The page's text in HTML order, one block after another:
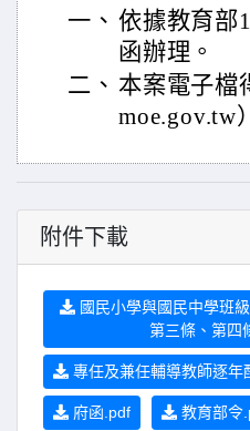
一、 依據教育部
函辦理。
二、 本案電子檔
moe.gov.tw
附件下載
國民小學與國民中學班
第三條、第四
專任及兼任輔導教師逐年
府函.pdf 教育部令